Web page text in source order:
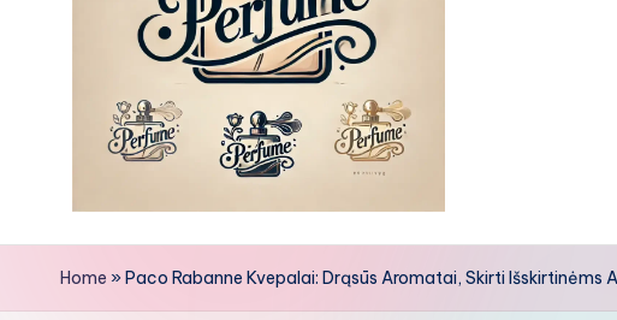
Home »Paco Rabanne Kvepalai: Drąsūs Aromatai, Skirti Išskirtinėms